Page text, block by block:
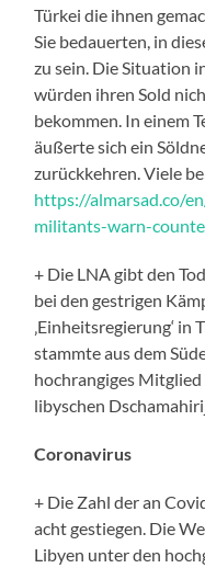
Türkei die ihnen
Sie bedauerten, in
zu sein. Die Situation
würden ihren Sold
bekommen. In einem
äußerte sich ein
zurückkehren. Viele
https://almarsad.co/
militants-warn-
+ Die LNA gibt den
bei den gestrigen
‚Einheitsregierung‘
stammte aus dem
hochrangiges
libyschen
Coronavirus
+ Die Zahl der an
acht gestiegen. Die
Libyen unter den